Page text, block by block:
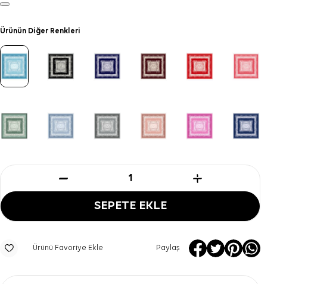
Ürünün Diğer Renkleri
SEPETE EKLE
Ürünü Favoriye Ekle Paylaş